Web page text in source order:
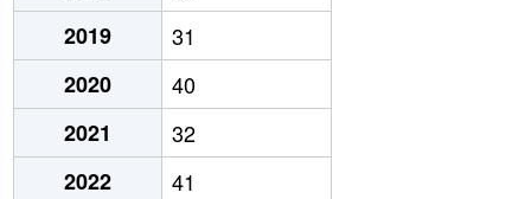
2019
31
2020
40
2021
32
2022
41